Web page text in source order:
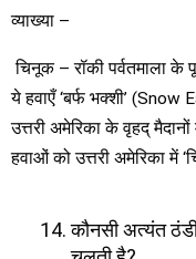
व्याख्या –
चिनूक – रॉकी पर्वतमाला के
ये हवाएँ ‘बर्फ भक्शी’
उत्तरी अमेरिका के वृहद्
हवाओं को उत्तरी अमेरिका में
कौनसी अत्यंत